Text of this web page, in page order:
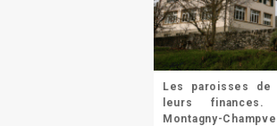
Les paroisses
leurs
Montagny-